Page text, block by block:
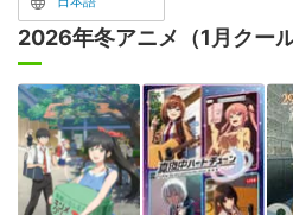
2026年冬アニメ（1月クー